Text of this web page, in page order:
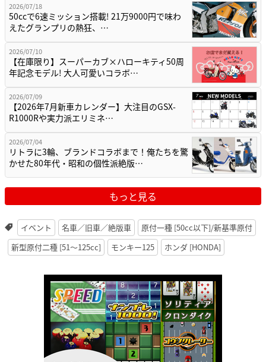
2026/07/18
50ccで6速ミッション搭載! 21万9000円で味わ
えたグランプリの熱狂、…
2026/07/10
【在庫限り】スーパーカブ×ハローキティ50周
年記念モデル! 大人可愛いコラボ…
2026/07/09
【2026年7月新車カレンダー】大注目のGSX-
R1000Rや実力派エリミネ…
2026/07/04
リトラに3輪、ブランドコラボまで！俺たちを驚
かせた80年代・昭和の個性派絶版…
もっと見る
イベント 名車／旧車／絶版車
原付一種 [50cc以下]/新基準原付
新型原付二種 [51〜125cc]
モンキー125 ホンダ [HONDA]